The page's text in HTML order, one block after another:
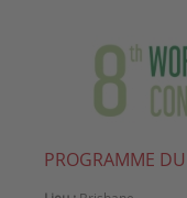
PROGRAMME